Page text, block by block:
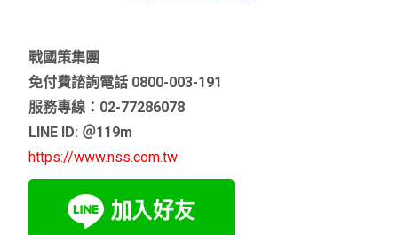
戰國策集團
免付費諮詢電話 0800-003-191
服務專線：02-77286078
LINE ID: ＠119m
https://www.nss.com.tw